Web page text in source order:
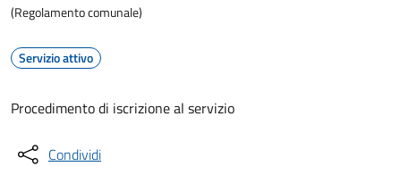
(Regolamento comunale)
Servizio attivo
Procedimento di iscrizione al servizio
Condividi